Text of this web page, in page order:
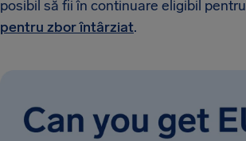
posibil să fii în continuare eligibil pentru
pentru zbor întârziat.